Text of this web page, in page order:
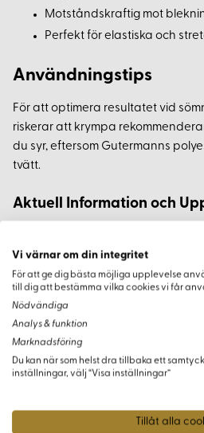
Motståndskraftig mot
Perfekt för elastiska och
Användningstips
För att optimera resultatet vid
riskerar att krympa
du syr, eftersom Gutermanns
tvätt.
Aktuell Information och
Gutermann fortsätter att vara en
sybehörsindustrin. Deras
förstahandsval för både amatörer
kvalitet och hållbarhet. Oavsett om
hemtextilier eller dekorationer, är
Vi värnar om din integritet
För att ge dig bästa möjliga upplevelse
till dig att bestämma vilka cookies vi får
Nödvändiga
Analys & funktion
Marknadsföring
Du kan när som helst dra tillbaka ett
inställningar, välj “Visa inställningar”
Tillåt alla